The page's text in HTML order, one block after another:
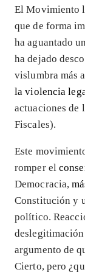
El Movimiento
que de forma
ha aguantado
ha dejado
vislumbra más
la violencia
actuaciones de
Fiscales).
Este
romper el
Democracia,
Constitución y
político.
argumento de
Cierto, pero